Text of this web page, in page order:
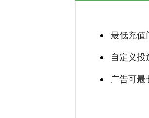
最低充值
自定义投
广告可最